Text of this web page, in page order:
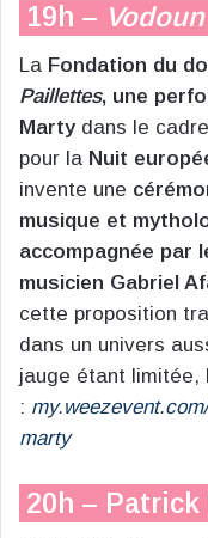
19h –
La Fondation du
Paillettes, une
Marty dans le
pour la Nuit
invente une
musique et
accompagnée par
musicien Gabriel
cette proposition
dans un univers
jauge étant
:
marty
20h – Patrick